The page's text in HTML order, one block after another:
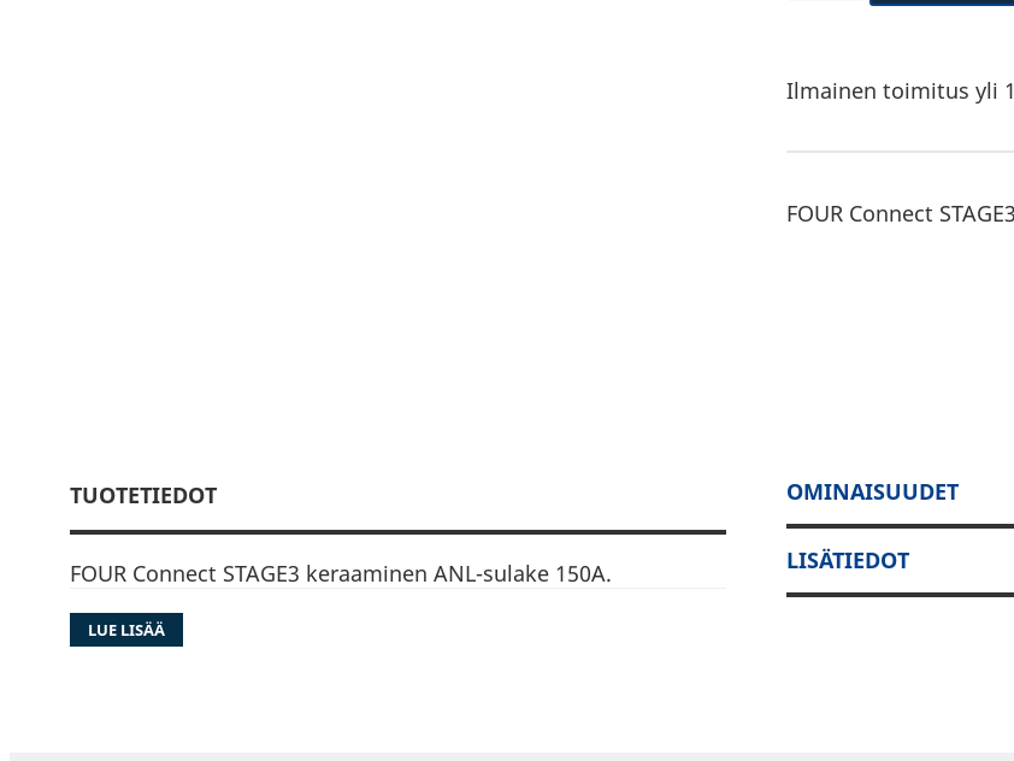
Ilmainen toimitus yli
FOUR Connect
TUOTETIEDOT
FOUR Connect STAGE3 keraaminen ANL-sulake 150A.
LUE LISÄÄ
OMINAISUUDET
LISÄTIEDOT